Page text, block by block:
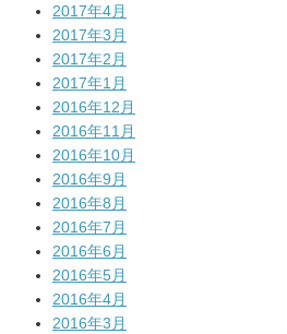
2017年4月
2017年3月
2017年2月
2017年1月
2016年12月
2016年11月
2016年10月
2016年9月
2016年8月
2016年7月
2016年6月
2016年5月
2016年4月
2016年3月